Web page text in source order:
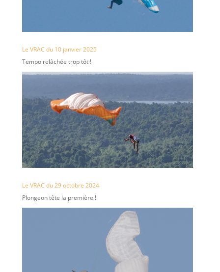
Le VRAC du 10 janvier 2025
Tempo relâchée trop tôt !
Le VRAC du 29 octobre 2024
Plongeon tête la première !